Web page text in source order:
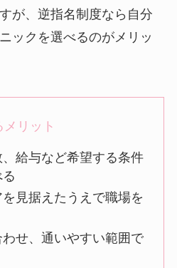
が、逆指名制度なら自分
ックを選べるのがメリッ
リット
給与など希望する条件
見据えたうえで職場を
せ、通いやすい範囲で